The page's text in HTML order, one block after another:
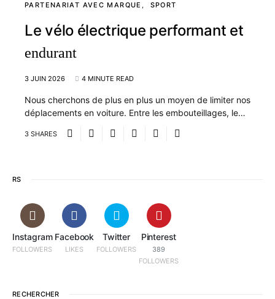
PARTENARIAT AVEC MARQUE
SPORT
Le vélo électrique performant et
endurant
3 JUIN 2026 4 MINUTE READ
Nous cherchons de plus en plus un moyen de limiter nos
déplacements en voiture. Entre les embouteillages, le…
3 SHARES
RS
Instagram
FOLLOWERS
Facebook
LIKES
Twitter
FOLLOWERS
Pinterest
389
FOLLOWERS
RECHERCHER